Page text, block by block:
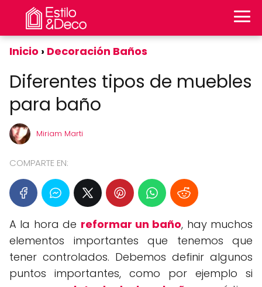
Inicio Decoración Baños
Diferentes tipos de muebles
para baño
Miriam Marti
COMPARTE EN:
A la hora de reformar un baño, hay muchos
elementos importantes que tenemos que
tener controlados. Debemos definir algunos
puntos importantes, como por ejemplo si